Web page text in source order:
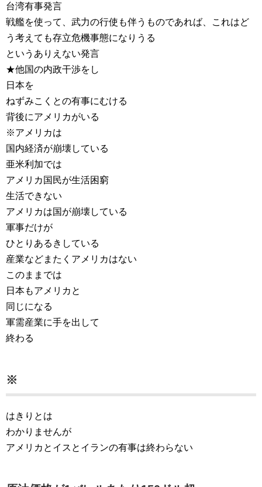
台湾有事発言
戦艦を使って、武力の行使も伴うものであれば、これはど
う考えても存立危機事態になりうる
というありえない発言
★他国の内政干渉をし
日本を
ねずみこくとの有事にむける
背後にアメリカがいる
※アメリカは
国内経済が崩壊している
亜米利加では
アメリカ国民が生活困窮
生活できない
アメリカは国が崩壊している
軍事だけが
ひとりあるきしている
産業などまたくアメリカはない
このままでは
日本もアメリカと
同じになる
軍需産業に手を出して
終わる
※
はきりとは
わかりませんが
アメリカとイスとイランの有事は終わらない